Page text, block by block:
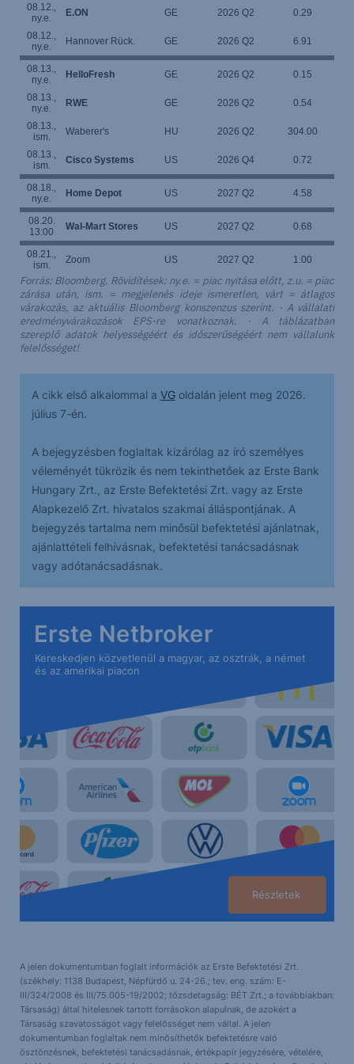
08.12.,
ny.e.
E.ON GE 2026 Q2 0.29
08.12.,
ny.e.
Hannover Rück. GE 2026 Q2 6.91
08.13.,
ny.e.
HelloFresh GE 2026 Q2 0.15
08.13.,
ny.e.
RWE GE 2026 Q2 0.54
08.13.,
ism.
Waberer's HU 2026 Q2 304.00
08.13.,
ism.
Cisco Systems US 2026 Q4 0.72
08.18.,
ny.e.
Home Depot US 2027 Q2 4.58
08.20.
13:00
Wal-Mart Stores US 2027 Q2 0.68
08.21.,
ism.
Zoom US 2027 Q2 1.00
Forrás: Bloomberg. Rövidítések: ny.e. = piac nyitása előtt, z.u. = piac
zárása után, ism. = megjelenés ideje ismeretlen, várt = átlagos
várakozás, az aktuális Bloomberg konszenzus szerint. · A vállalati
eredményvárakozások EPS-re vonatkoznak. · A táblázatban
szereplő adatok helyességéért és időszerűségéért nem vállalunk
felelősséget!
A cikk első alkalommal a VGoldalán jelent meg 2026.
július 7-én.
A bejegyzésben foglaltak kizárólag az író személyes
véleményét tükrözik és nem tekinthetőek az Erste Bank
Hungary Zrt., az Erste Befektetési Zrt. vagy az Erste
Alapkezelő Zrt. hivatalos szakmai álláspontjának. A
bejegyzés tartalma nem minősül befektetési ajánlatnak,
ajánlattételi felhívásnak, befektetési tanácsadásnak
vagy adótanácsadásnak.
Erste Netbroker
Kereskedjen közvetlenül a magyar, az osztrák, a német
és az amerikai piacon
Részletek
A jelen dokumentumban foglalt információk az Erste Befektetési Zrt.
(székhely: 1138 Budapest, Népfürdő u. 24-26.; tev. eng. szám: E-
III/324/2008 és III/75.005-19/2002; tőzsdetagság: BÉT Zrt.; a továbbiakban:
Társaság) által hitelesnek tartott forrásokon alapulnak, de azokért a
Társaság szavatosságot vagy felelősséget nem vállal. A jelen
dokumentumban foglaltak nem minősíthetők befektetésre való
ösztönzésnek, befektetési tanácsadásnak, értékpapír jegyzésére, vételére,